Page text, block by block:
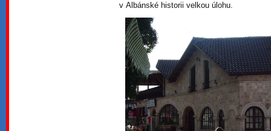
v Albánské historii velkou úlohu.